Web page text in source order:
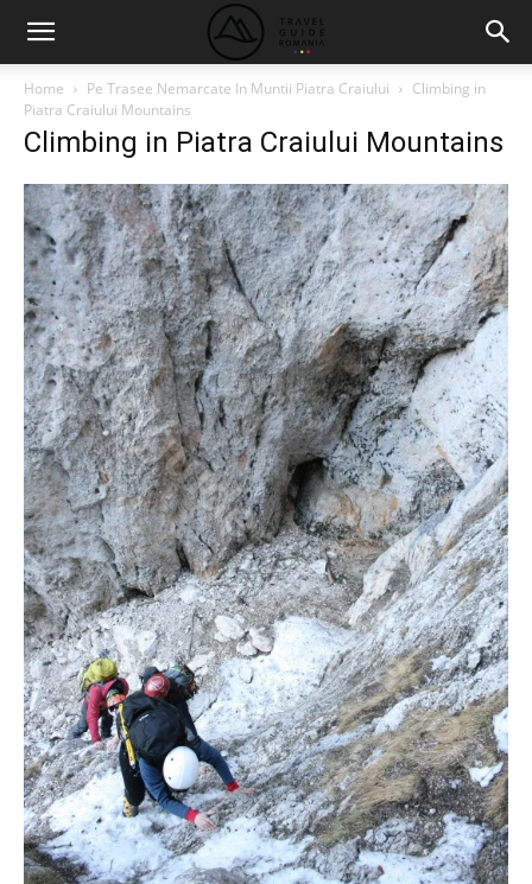
Home Pe Trasee Nemarcate In Muntii Piatra Craiului
Climbing in
Piatra Craiului Mountains
Climbing in Piatra Craiului Mountains